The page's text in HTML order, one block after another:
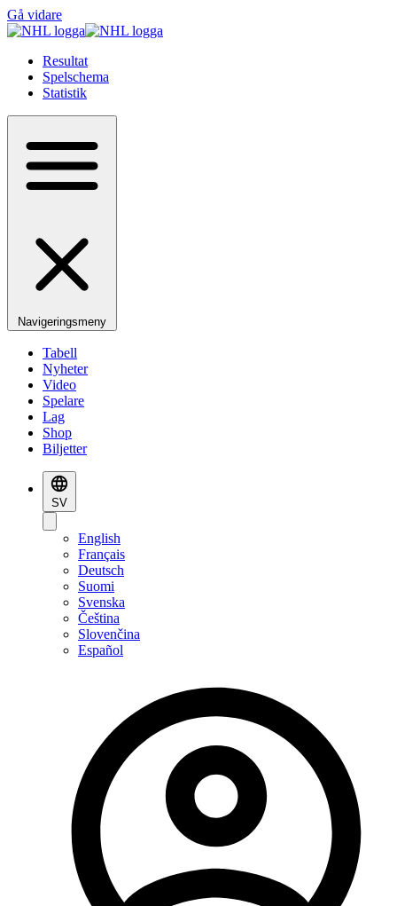
Gå vidare
Resultat
Spelschema
Statistik
Navigeringsmeny
Tabell
Nyheter
Video
Spelare
Lag
Shop
Biljetter
SV
English
Français
Deutsch
Suomi
Svenska
Čeština
Slovenčina
Español